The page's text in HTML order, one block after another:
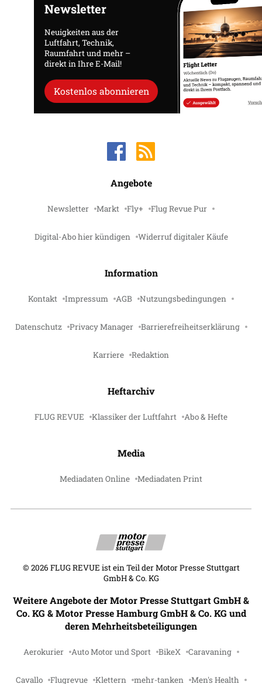
Newsletter
Neuigkeiten aus der
Luftfahrt, Technik,
Raumfahrt und mehr –
direkt in Ihre E-Mail!
Kostenlos abonnieren
Angebote
Newsletter Markt Fly+ Flug Revue Pur
Digital-Abo hier kündigen Widerruf digitaler Käufe
Information
Kontakt Impressum AGB Nutzungsbedingungen
Datenschutz Privacy Manager Barrierefreiheitserklärung
Karriere Redaktion
Heftarchiv
FLUG REVUE Klassiker der Luftfahrt Abo & Hefte
Media
Mediadaten Online Mediadaten Print
© 2026 FLUG REVUE ist ein Teil der Motor Presse Stuttgart
GmbH & Co. KG
Weitere Angebote der Motor Presse Stuttgart GmbH &
Co. KG & Motor Presse Hamburg GmbH & Co. KG und
deren Mehrheitsbeteiligungen
Aerokurier Auto Motor und Sport BikeX Caravaning
Cavallo Flugrevue Klettern mehr-tanken Men's Health